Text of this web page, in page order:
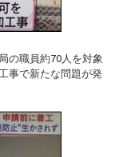
の職員約70人を対象
事で新たな問題が発